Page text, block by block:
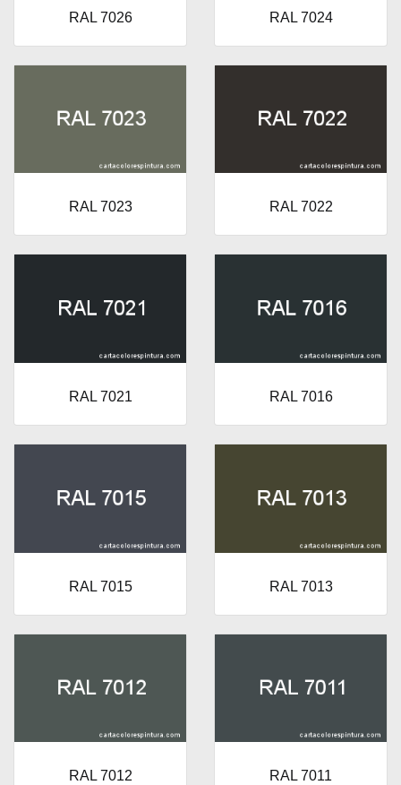
RAL 7026 RAL 7024
RAL 7023 RAL 7022
RAL 7021 RAL 7016
RAL 7015 RAL 7013
RAL 7012 RAL 7011